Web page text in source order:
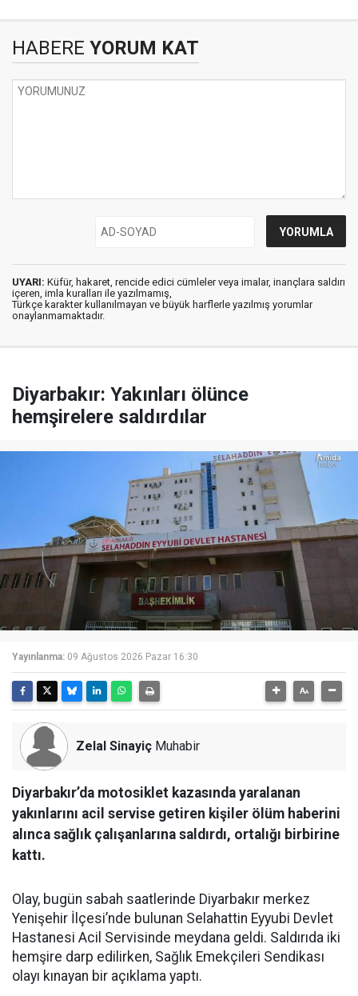
HABERE YORUM KAT
UYARI: Küfür, hakaret, rencide edici cümleler veya imalar, inançlara saldırı
içeren, imla kuralları ile yazılmamış,
Türkçe karakter kullanılmayan ve büyük harflerle yazılmış yorumlar
onaylanmamaktadır.
Diyarbakır: Yakınları ölünce
hemşirelere saldırdılar
Yayınlanma: 09 Ağustos 2026 Pazar 16:30
Zelal Sinayiç Muhabir
Diyarbakır’da motosiklet kazasında yaralanan
yakınlarını acil servise getiren kişiler ölüm haberini
alınca sağlık çalışanlarına saldırdı, ortalığı birbirine
kattı.
Olay, bugün sabah saatlerinde Diyarbakır merkez
Yenişehir İlçesi’nde bulunan Selahattin Eyyubi Devlet
Hastanesi Acil Servisinde meydana geldi. Saldırıda iki
hemşire darp edilirken, Sağlık Emekçileri Sendikası
olayı kınayan bir açıklama yaptı.